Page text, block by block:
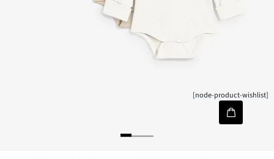
[node-product-wishlist]